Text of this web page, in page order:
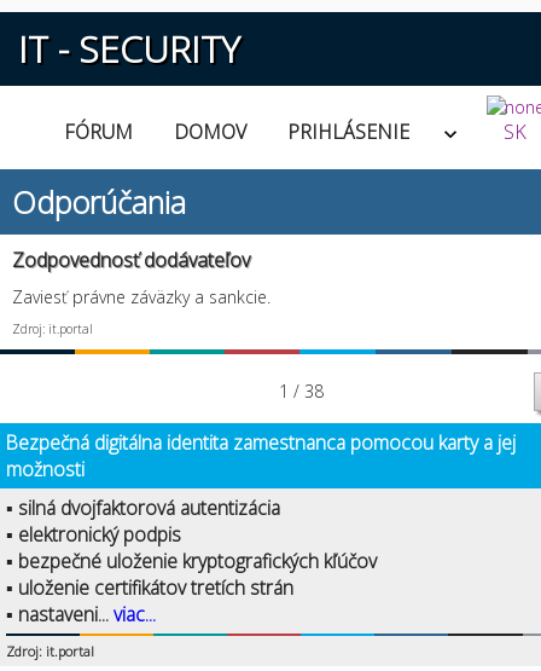
IT - SECURITY
FÓRUM DOMOV PRIHLÁSENIE SK
Odporúčania
Zodpovednosť dodávateľov
Zaviesť právne záväzky a sankcie.
Zdroj: it.portal
1 / 38
Bezpečná digitálna identita zamestnanca pomocou karty a jej
možnosti
▪ silná dvojfaktorová autentizácia
▪ elektronický podpis
▪ bezpečné uloženie kryptografických kľúčov
▪ uloženie certifikátov tretích strán
▪ nastaveni...viac...
Zdroj: it.portal